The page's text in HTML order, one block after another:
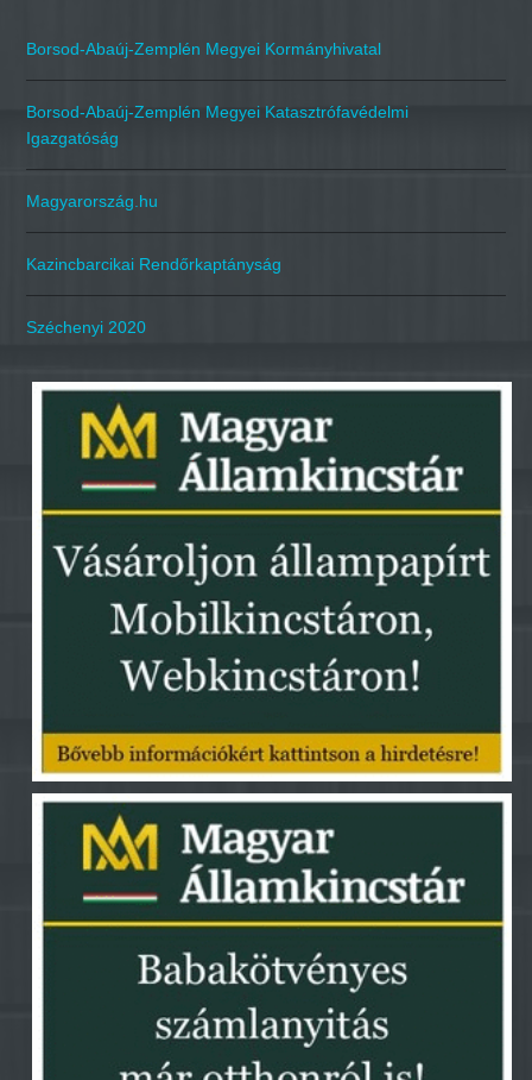
Borsod-Abaúj-Zemplén Megyei Kormányhivatal
Borsod-Abaúj-Zemplén Megyei Katasztrófavédelmi
Igazgatóság
Magyarország.hu
Kazincbarcikai Rendőrkaptányság
Széchenyi 2020